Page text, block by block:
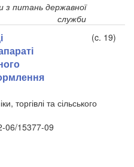
з питань державної
служби
(c. 19)
торгівлі та сільського
06/15377-09